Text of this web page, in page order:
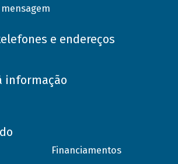
mensagem
e endereços
informação
Financiamentos